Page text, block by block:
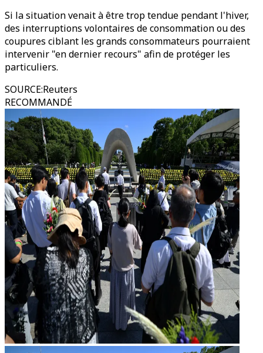
Si la situation venait à être trop tendue pendant l'hiver,
des interruptions volontaires de consommation ou des
coupures ciblant les grands consommateurs pourraient
intervenir "en dernier recours" afin de protéger les
particuliers.
SOURCE:Reuters
RECOMMANDÉ